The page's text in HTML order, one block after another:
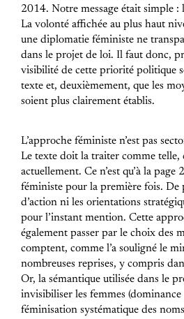
2014. Notre message était simple :
La volonté affichée au plus haut
une diplomatie féministe ne
dans le projet de loi. Il faut donc,
visibilité de cette priorité politique
texte et, deuxièmement, que les
soient plus clairement établis.
L’approche féministe n’est pas
Le texte doit la traiter comme telle,
actuellement. Ce n’est qu’à la page
féministe pour la première fois. De
d’action ni les orientations
pour l’instant mention. Cette
également passer par le choix des
comptent, comme l’a souligné le
nombreuses reprises, y compris
Or, la sémantique utilisée dans le
invisibiliser les femmes
féminisation systématique des